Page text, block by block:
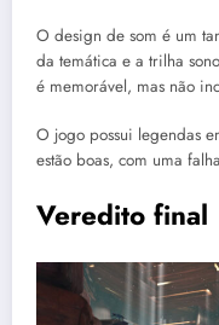
O design de som é um
da temática e a trilha
é memorável, mas não
O jogo possui legendas
estão boas, com uma
Veredito final